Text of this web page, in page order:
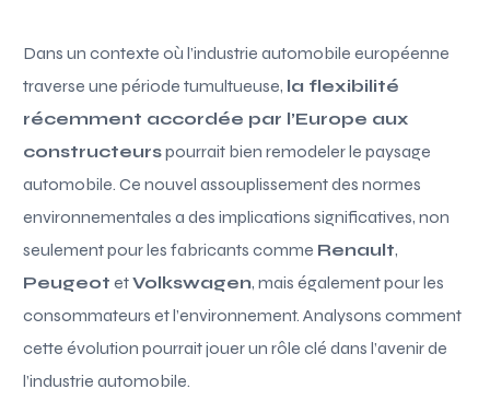
Dans un contexte où l’industrie automobile européenne
traverse une période tumultueuse, la flexibilité
récemment accordée par l’Europe aux
constructeurspourrait bien remodeler le paysage
automobile. Ce nouvel assouplissement des normes
environnementales a des implications significatives, non
seulement pour les fabricants comme Renault,
Peugeot etVolkswagen, mais également pour les
consommateurs et l’environnement. Analysons comment
cette évolution pourrait jouer un rôle clé dans l’avenir de
l’industrie automobile.